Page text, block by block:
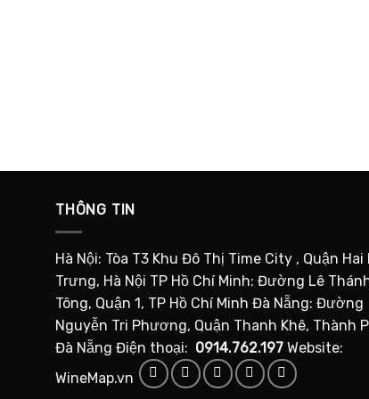
THÔNG TIN
Hà Nội: Tòa T3 Khu Đô Thị Time City , Quận Hai
Trưng, Hà Nội TP Hồ Chí Minh: Đường Lê
Tông, Quận 1, TP Hồ Chí Minh Đà Nẵng: Đường
Nguyễn Tri Phương, Quận Thanh Khê, Thành
Đà Nẵng Điện thoại: 0914.762.197 Website:
WineMap.vn